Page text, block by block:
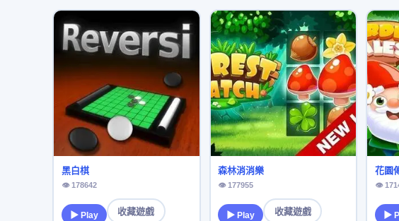
黑白棋
👁 178642
▶ Play 收藏遊戲
森林消消樂
👁 177955
▶ Play 收藏遊戲
花園
👁
▶